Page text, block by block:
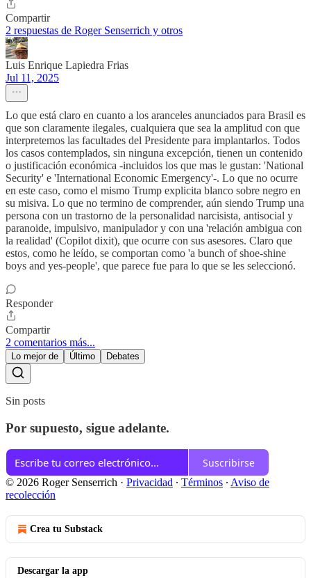
Compartir
2 respuestas de Roger Senserrich y otros
Luis Enrique Lapiedra Frias
Jul 11, 2025
Lo que está claro en cuanto a los aranceles anunciados para Brasil es
que son claramente ilegales, cualquiera que sea la amplitud con que
interpretemos las facultades del Presidente para implantarlos. Todos
los casos contemplados, sin ninguna excepción, tienen un contenido
o justificación económica -incluidos los que mas le gustan: 'National
Security' e 'International Economic Emergency'-. Lo que no ocurre
en este caso, como el mismo Trump explicita blanco sobre negro en
su misiva. Lo que no termino de comprender, aún siendo Trump una
persona con un trastorno de la personalidad narcisista, antisocial y
paranoide, impulsivo, manipulador y con una 'relación ambigua con
la realidad' (Copilot dixit), que ocurre con sus asesores. Claro que
estos, como he leído, se comportan como 'a bunch of shoe-shine
boys and yes-people', que parece fue para lo que se les seleccionó.
Responder
Compartir
2 comentarios más...
Lo mejor de Último Debates
Sin posts
Por supuesto, sigue adelante.
Suscribirse
© 2026 Roger Senserrich · Privacidad ∙ Términos ∙ Aviso de
recolección
Crea tu Substack
Descargar la app